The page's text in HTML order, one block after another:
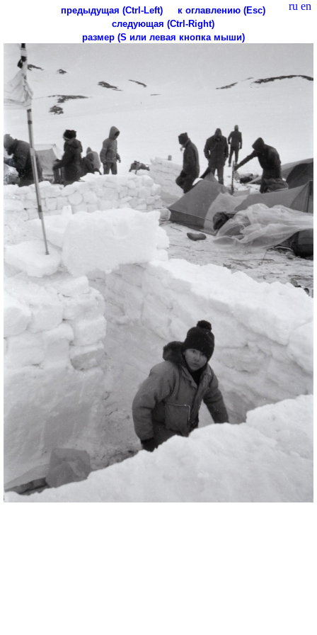
ru en
предыдущая (Ctrl-Left)
к оглавлению (Esc)
следующая (Ctrl-Right)
размер (S или левая кнопка мыши)